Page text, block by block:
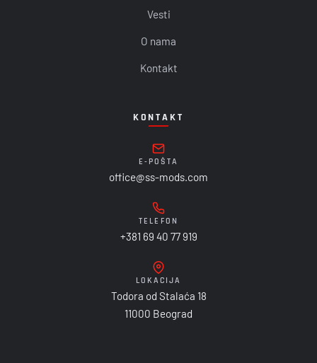
Vesti
O nama
Kontakt
KONTAKT
E-POŠTA
office@ss-mods.com
TELEFON
+381 69 40 77 919
LOKACIJA
Todora od Stalaća 18
11000 Beograd